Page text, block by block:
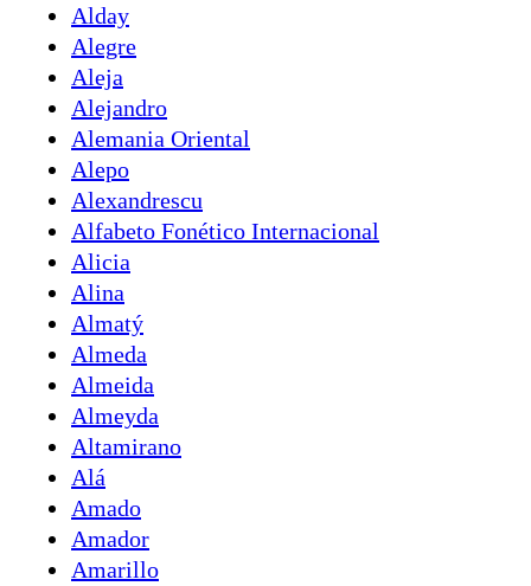
Alday
Alegre
Aleja
Alejandro
Alemania Oriental
Alepo
Alexandrescu
Alfabeto Fonético Internacional
Alicia
Alina
Almatý
Almeda
Almeida
Almeyda
Altamirano
Alá
Amado
Amador
Amarillo